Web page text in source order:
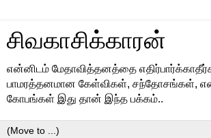
சிவகாசிக்காரன்
என்னிடம் மேதாவித்தனத்தை
பாமரத்தனமான கேள்விகள்,
கோபங்கள் இது தான் இந்த பக்கம்..